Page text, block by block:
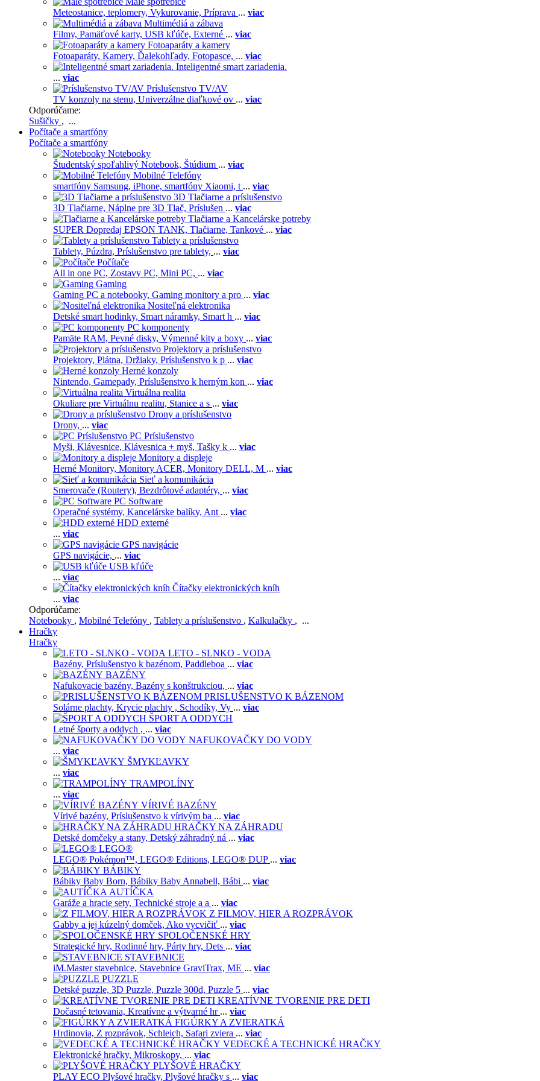
Meteostanice, teplomery, Vykurovanie, Príprava ... viac
Multimédiá a zábava
Filmy, Pamäťové karty, USB kľúče, Externé ... viac
Fotoaparáty a kamery
Fotoaparáty, Kamery, Ďalekohľady, Fotopasce, ... viac
Inteligentné smart zariadenia.
... viac
Príslušenstvo TV/AV
TV konzoly na stenu, Univerzálne diaľkové ov ... viac
Odporúčame:
Sušičky , ...
Počítače a smartfóny
Počítače a smartfóny
Notebooky
Študentský spoľahlivý Notebook, Štúdium ... viac
Mobilné Telefóny
smartfóny Samsung, iPhone, smartfóny Xiaomi, t ... viac
3D Tlačiarne a príslušenstvo
3D Tlačiarne, Náplne pre 3D Tlač, Príslušen ... viac
Tlačiarne a Kancelárske potreby
SUPER Dopredaj EPSON TANK, Tlačiarne, Tankové ... viac
Tablety a príslušenstvo
Tablety, Púzdra, Príslušenstvo pre tablety, ... viac
Počítače
All in one PC, Zostavy PC, Mini PC, ... viac
Gaming
Gaming PC a notebooky, Gaming monitory a pro ... viac
Nositeľná elektronika
Detské smart hodinky, Smart náramky, Smart h ... viac
PC komponenty
Pamäte RAM, Pevné disky, Výmenné kity a boxy ... viac
Projektory a príslušenstvo
Projektory, Plátna, Držiaky, Príslušenstvo k p ... viac
Herné konzoly
Nintendo, Gamepady, Príslušenstvo k herným kon ... viac
Virtuálna realita
Okuliare pre Virtuálnu realitu, Stanice a s ... viac
Drony a príslušenstvo
Drony, ... viac
PC Príslušenstvo
Myši, Klávesnice, Klávesnica + myš, Tašky k ... viac
Monitory a displeje
Herné Monitory, Monitory ACER, Monitory DELL, M ... viac
Sieť a komunikácia
Smerovače (Routery), Bezdrôtové adaptéry, ... viac
PC Software
Operačné systémy, Kancelárske balíky, Ant ... viac
HDD externé
... viac
GPS navigácie
GPS navigácie, ... viac
USB kľúče
... viac
Čítačky elektronických kníh
... viac
Odporúčame:
Notebooky , Mobilné Telefóny , Tablety a príslušenstvo , Kalkulačky , ...
Hračky
Hračky
LETO - SLNKO - VODA
Bazény, Príslušenstvo k bazénom, Paddleboa ... viac
BAZÉNY
Nafukovacie bazény, Bazény s konštrukciou, ... viac
PRISLUŠENSTVO K BÁZENOM
Solárne plachty, Krycie plachty , Schodíky, Vy ... viac
ŠPORT A ODDYCH
Letné športy a oddych , ... viac
NAFUKOVAČKY DO VODY
... viac
ŠMYKĽAVKY
... viac
TRAMPOLÍNY
... viac
VÍRIVÉ BAZÉNY
Vírivé bazény, Príslušenstvo k vírivým ba ... viac
HRAČKY NA ZÁHRADU
Detské domčeky a stany, Detský záhradný ná ... viac
LEGO®
LEGO® Pokémon™, LEGO® Editions, LEGO® DUP ... viac
BÁBIKY
Bábiky Baby Born, Bábiky Baby Annabell, Bábi ... viac
AUTÍČKA
Garáže a hracie sety, Technické stroje a a ... viac
Z FILMOV, HIER A ROZPRÁVOK
Gabby a jej kúzelný domček, Ako vycvičiť ... viac
SPOLOČENSKÉ HRY
Strategické hry, Rodinné hry, Párty hry, Dets ... viac
STAVEBNICE
iM.Master stavebnice, Stavebnice GraviTrax, ME ... viac
PUZZLE
Detské puzzle, 3D Puzzle, Puzzle 300d, Puzzle 5 ... viac
KREATÍVNE TVORENIE PRE DETI
Dočasné tetovania, Kreatívne a výtvarné hr ... viac
FIGÚRKY A ZVIERATKÁ
Hrdinovia, Z rozprávok, Schleich, Safari zviera ... viac
VEDECKÉ A TECHNICKÉ HRAČKY
Elektronické hračky, Mikroskopy, ... viac
PLYŠOVÉ HRAČKY
PLAY ECO Plyšové hračky, Plyšové hračky s ... viac